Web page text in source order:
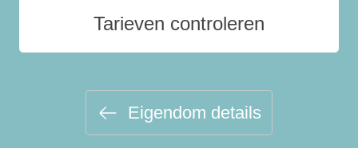
Bestemmingen
Vakantietypes
Tarieven controleren
Eigendom details